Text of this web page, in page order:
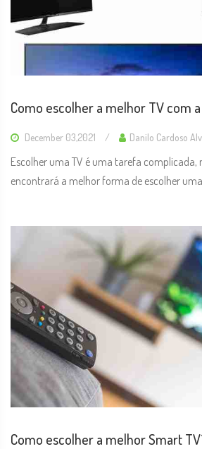
Como escolher a melhor TV com
December 03,2021 Danilo Cardoso
Escolher uma TV é uma tarefa complicada,
encontrará a melhor forma de escolher
Como escolher a melhor Smart